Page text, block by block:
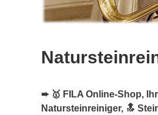
➨ 🥇 FILA Online-Shop,
Natursteinreiniger, 🔝